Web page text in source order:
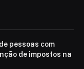
pessoas com
de impostos na